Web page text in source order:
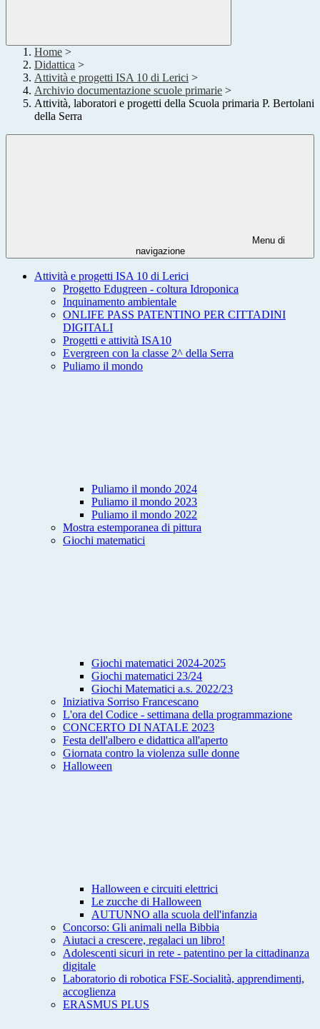
Home >
Didattica >
Attività e progetti ISA 10 di Lerici >
Archivio documentazione scuole primarie >
Attività, laboratori e progetti della Scuola primaria P. Bertolani
della Serra
Menu di
navigazione
Attività e progetti ISA 10 di Lerici
Progetto Edugreen - coltura Idroponica
Inquinamento ambientale
ONLIFE PASS PATENTINO PER CITTADINI
DIGITALI
Progetti e attività ISA10
Evergreen con la classe 2^ della Serra
Puliamo il mondo
Puliamo il mondo 2024
Puliamo il mondo 2023
Puliamo il mondo 2022
Mostra estemporanea di pittura
Giochi matematici
Giochi matematici 2024-2025
Giochi matematici 23/24
Giochi Matematici a.s. 2022/23
Iniziativa Sorriso Francescano
L'ora del Codice - settimana della programmazione
CONCERTO DI NATALE 2023
Festa dell'albero e didattica all'aperto
Giornata contro la violenza sulle donne
Halloween
Halloween e circuiti elettrici
Le zucche di Halloween
AUTUNNO alla scuola dell'infanzia
Concorso: Gli animali nella Bibbia
Aiutaci a crescere, regalaci un libro!
Adolescenti sicuri in rete - patentino per la cittadinanza
digitale
Laboratorio di robotica FSE-Socialità, apprendimenti,
accoglienza
ERASMUS PLUS